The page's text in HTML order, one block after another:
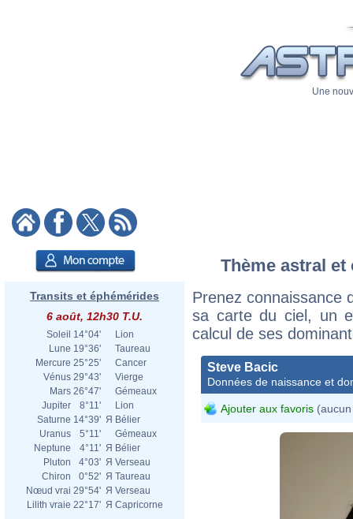
Une
Transits et éphémérides
6 août, 12h30 T.U.
Soleil 14°04'
Lion
Lune 19°36'
Taureau
Mercure 25°25'
Cancer
Vénus 29°43'
Vierge
Mars 26°47'
Gémeaux
Jupiter
8°11'
Lion
Saturne 14°39' Я Bélier
Uranus
5°11'
Gémeaux
Neptune
4°11' Я Bélier
Pluton
4°03' Я Verseau
Chiron
0°52' Я Taureau
Nœud vrai 29°54' Я Verseau
Lilith vraie 22°17' Я Capricorne
Thème astral et
Prenez connaissance
sa carte du ciel, un
calcul de ses
Steve Bacic
Données de naissance et
Ajouter aux favoris